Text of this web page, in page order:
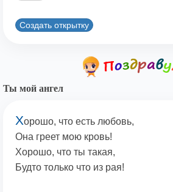
Создать открытку
Ты мой ангел
Хорошо, что есть любовь,
Она греет мою кровь!
Хорошо, что ты такая,
Будто только что из рая!